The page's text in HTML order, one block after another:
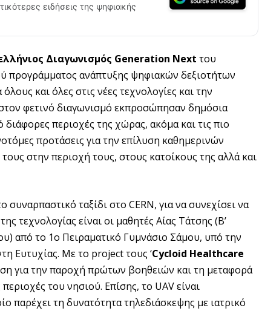
ειδήσεις της ψηφιακής
Διαγωνισμός Generation Next του
προγράμματος ανάπτυξης ψηφιακών δεξιοτήτων
και όλες στις νέες τεχνολογίες και την
φετινό διαγωνισμό εκπροσώπησαν δημόσια
περιοχές της χώρας, ακόμα και τις πιο
προτάσεις για την επίλυση καθημερινών
στην περιοχή τους, στους κατοίκους της αλλά και
ταξίδι στο CERN, για να συνεχίσει να
τεχνολογίας είναι οι μαθητές Αίας Τάτσης (Β’
από το 1ο Πειραματικό Γυμνάσιο Σάμου, υπό την
Ευτυχίας. Με το project τους ‘Cycloid Healthcare
για την παροχή πρώτων βοηθειών και τη μεταφορά
του νησιού. Επίσης, το UAV είναι
παρέχει τη δυνατότητα τηλεδιάσκεψης με ιατρικό